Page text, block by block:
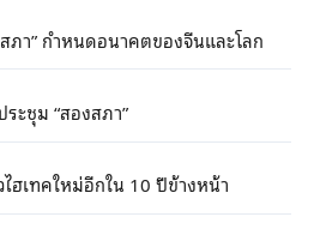
ภา” กำหนดอนาคตของจีนและโลก
ะชุม “สองสภา”
ฮเทคใหม่อีกใน 10 ปีข้างหน้า